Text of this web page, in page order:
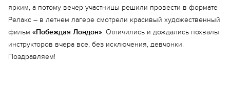
ярким, а потому вечер участницы решили провести в формате
Релакс – в летнем лагере смотрели красивый художественный
фильм «Побеждая Лондон». Отличились и дождались похвалы
инструкторов вчера все, без исключения, девчонки.
Поздравляем!